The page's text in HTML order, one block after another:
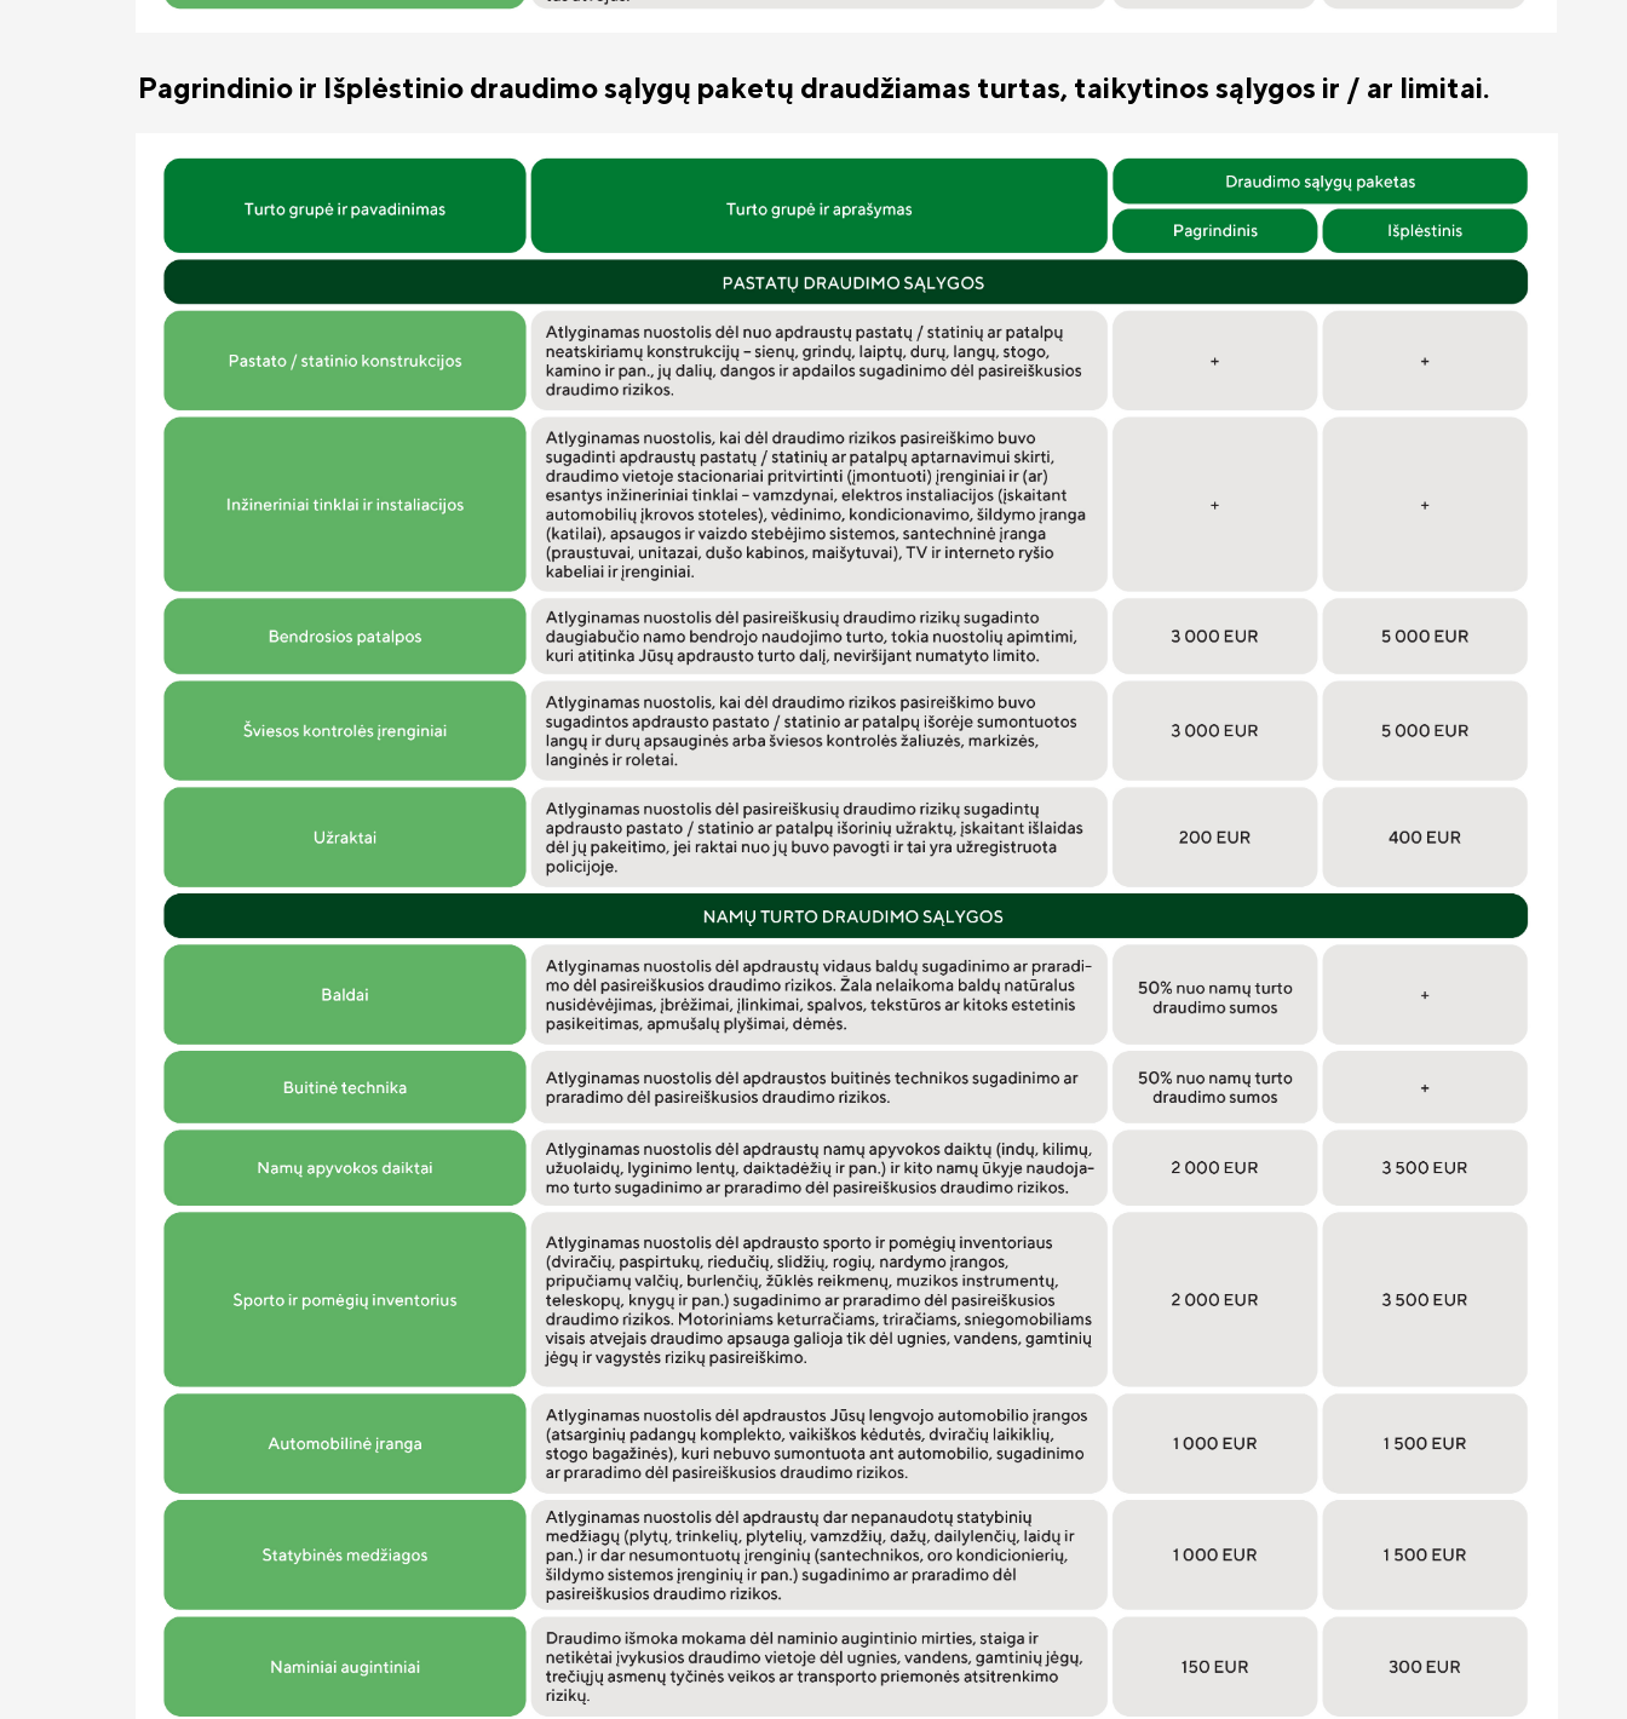
Pagrindinio ir Išplėstinio draudimo sąlygų paketų draudžiamas turtas, taikytinos sąlygos ir / ar limitai.